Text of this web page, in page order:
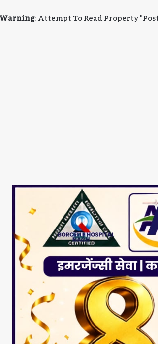
Warning: Attempt To Read Property